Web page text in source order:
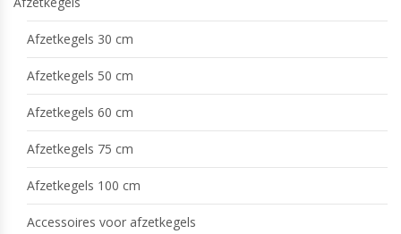
Afzetkegels 30 cm
Afzetkegels 50 cm
Afzetkegels 60 cm
Afzetkegels 75 cm
Afzetkegels 100 cm
Accessoires voor afzetkegels